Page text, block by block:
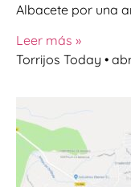
Albacete por una
Leer más »
Torrijos Today